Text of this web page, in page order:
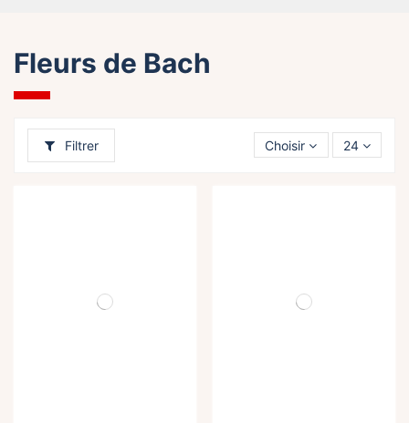
Fleurs de Bach
Filtrer Choisir 24